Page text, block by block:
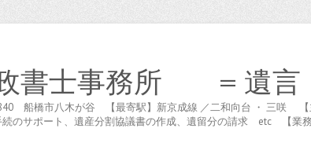
書士事務所 = 遺言
船橋市八木が谷 【最寄駅】新京成線 ／二和向台 ・ 三咲
続のサポート、遺産分割協議書の作成、遺留分の請求 etc 【業